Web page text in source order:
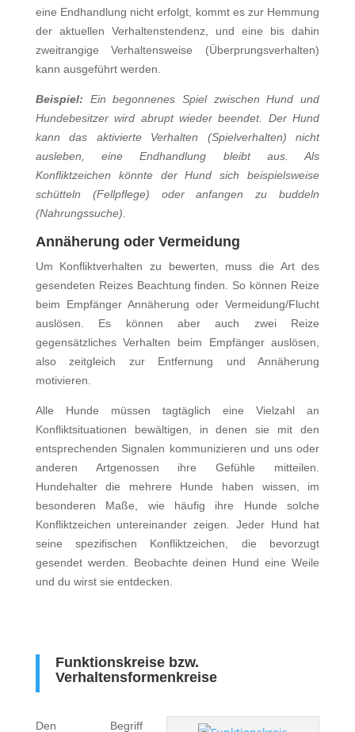
eine Endhandlung nicht erfolgt, kommt es zur Hemmung
der aktuellen Verhaltenstendenz, und eine bis dahin
zweitrangige Verhaltensweise (Überprungsverhalten)
kann ausgeführt werden.
Beispiel: Ein begonnenes Spiel zwischen Hund und
Hundebesitzer wird abrupt wieder beendet. Der Hund
kann das aktivierte Verhalten (Spielverhalten) nicht
ausleben, eine Endhandlung bleibt aus. Als
Konfliktzeichen könnte der Hund sich beispielsweise
schütteln (Fellpflege) oder anfangen zu buddeln
(Nahrungssuche).
Annäherung oder Vermeidung
Um Konfliktverhalten zu bewerten, muss die Art des
gesendeten Reizes Beachtung finden. So können Reize
beim Empfänger Annäherung oder Vermeidung/Flucht
auslösen. Es können aber auch zwei Reize
gegensätzliches Verhalten beim Empfänger auslösen,
also zeitgleich zur Entfernung und Annäherung
motivieren.
Alle Hunde müssen tagtäglich eine Vielzahl an
Konfliktsituationen bewältigen, in denen sie mit den
entsprechenden Signalen kommunizieren und uns oder
anderen Artgenossen ihre Gefühle mitteilen.
Hundehalter die mehrere Hunde haben wissen, im
besonderen Maße, wie häufig ihre Hunde solche
Konfliktzeichen untereinander zeigen. Jeder Hund hat
seine spezifischen Konfliktzeichen, die bevorzugt
gesendet werden. Beobachte deinen Hund eine Weile
und du wirst sie entdecken.
Funktionskreise bzw.
Verhaltensformenkreise
Den Begriff